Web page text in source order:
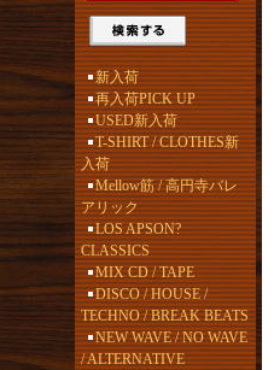
新入荷
再入荷PICK UP
USED新入荷
T-SHIRT / CLOTHES新
入荷
Mellow筋 / 高円寺バレ
アリック
LOS APSON?
CLASSICS
MIX CD / TAPE
DISCO / HOUSE /
TECHNO / BREAK BEATS
NEW WAVE / NO WAVE
/ ALTERNATIVE